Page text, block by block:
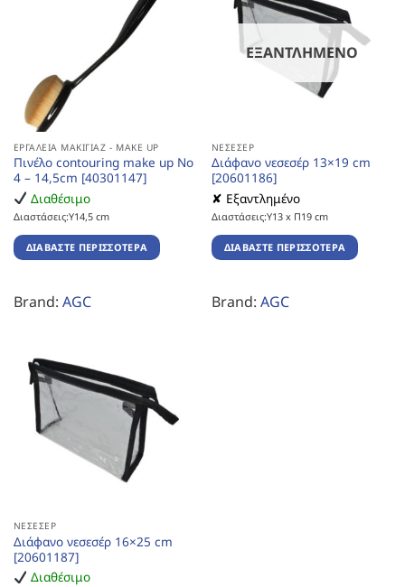
ΕΡΓΑΛΕΊΑ ΜΑΚΙΓΙΆΖ - MAKE UP
Πινέλο contouring make up No
4 – 14,5cm [40301147]
Διαθέσιμο
Διαστάσεις:Υ14,5 cm
ΔΙΑΒΆΣΤΕ ΠΕΡΙΣΣΌΤΕΡΑ
Brand: AGC
ΕΞΑΝΤΛΗΜΈΝΟ
ΝΕΣΕΣΈΡ
Διάφανο νεσεσέρ 13×19 cm
[20601186]
✘ Εξαντλημένο
Διαστάσεις:Υ13 x Π19 cm
ΔΙΑΒΆΣΤΕ ΠΕΡΙΣΣΌΤΕΡΑ
Brand: AGC
ΝΕΣΕΣΈΡ
Διάφανο νεσεσέρ 16×25 cm
[20601187]
Διαθέσιμο